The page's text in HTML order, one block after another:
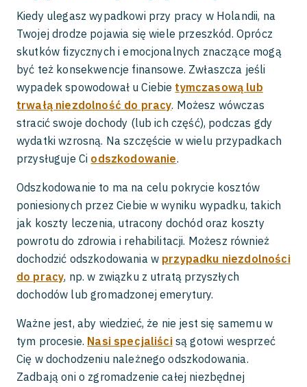
Kiedy ulegasz wypadkowi przy pracy w Holandii, na
Twojej drodze pojawia się wiele przeszkód. Oprócz
skutków fizycznych i emocjonalnych znaczące mogą
być też konsekwencje finansowe. Zwłaszcza jeśli
wypadek spowodował u Ciebie tymczasową lub
trwałą niezdolność do pracy. Możesz wówczas
stracić swoje dochody (lub ich część), podczas gdy
wydatki wzrosną. Na szczęście w wielu przypadkach
przysługuje Ci odszkodowanie.
Odszkodowanie to ma na celu pokrycie kosztów
poniesionych przez Ciebie w wyniku wypadku, takich
jak koszty leczenia, utracony dochód oraz koszty
powrotu do zdrowia i rehabilitacji. Możesz również
dochodzić odszkodowania w przypadku niezdolności
do pracy, np. w związku z utratą przyszłych
dochodów lub gromadzonej emerytury.
Ważne jest, aby wiedzieć, że nie jest się samemu w
tym procesie. Nasi specjaliścisą gotowi wesprzeć
Cię w dochodzeniu należnego odszkodowania.
Zadbają oni o zgromadzenie całej niezbędnej